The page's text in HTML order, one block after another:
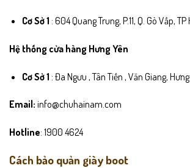
Cơ Sở 1 : 604 Quang Trung, P.11, Q. Gò Vấp, TP
Hệ thống cửa hàng Hưng Yên
Cơ Sở 1 : Đa Ngưu , Tân Tiến , Văn Giang,
Email: info@chuhainam.com
Hotline: 1900 4624
Cách bảo quản giày boot